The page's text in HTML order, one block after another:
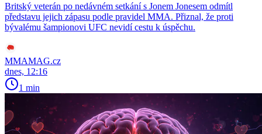
Britský veterán po nedávném setkání s Jonem Jonesem odmítl
představu jejich zápasu podle pravidel MMA. Přiznal, že proti
bývalému šampionovi UFC nevidí cestu k úspěchu.
MMAMAG.cz
dnes, 12:16
1 min